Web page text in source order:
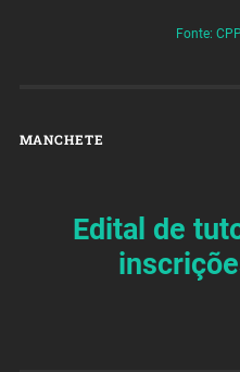
Fonte:
MANCHETE
Edital de